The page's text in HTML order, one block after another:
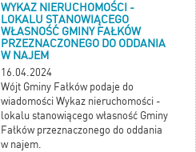
WYKAZ NIERUCHOMOŚCI -
LOKALU STANOWIĄCEGO
WŁASNOŚĆ GMINY FAŁKÓW
PRZEZNACZONEGO DO ODDANIA
W NAJEM
16.04.2024
Wójt Gminy Fałków podaje do
wiadomości Wykaz nieruchomości -
lokalu stanowiącego własność Gminy
Fałków przeznaczonego do oddania
w najem.